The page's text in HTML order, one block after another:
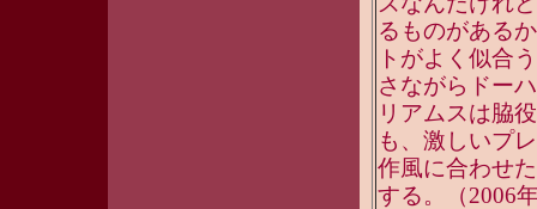
るものがある
トがよく似合
さながらドー
リアムスは脇
も、激しいプ
作風に合わせ
する。（2006